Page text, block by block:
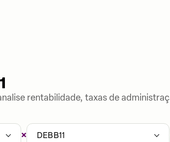
rentabilidade, taxas de
× DEBB11